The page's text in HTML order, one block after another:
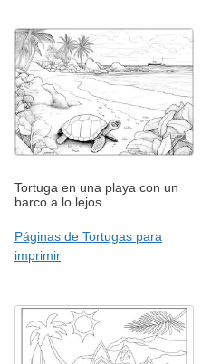
Tortuga en una playa con un
barco a lo lejos
Páginas de Tortugas para
imprimir